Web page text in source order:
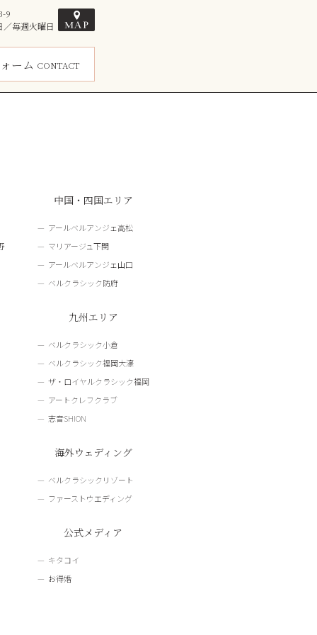
9
毎週火曜日
ーム CONTACT
中国・四国エリア
アールベルアンジェ高松
マリアージュ下関
アールベルアンジェ山口
ベルクラシック防府
九州エリア
ベルクラシック小倉
ベルクラシック福岡大濠
ザ・ロイヤルクラシック福岡
アートクレフクラブ
志音SHION
海外ウェディング
ベルクラシックリゾート
ファーストウエディング
公式メディア
キタコイ
お得婚